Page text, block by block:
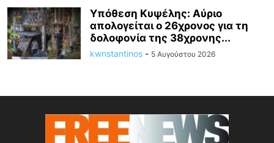
Υπόθεση Κυψέλης: Αύριο
απολογείται ο 26χρονος για τη
δολοφονία της 38χρονης...
kwnstantinos - 5 Αυγούστου 2026